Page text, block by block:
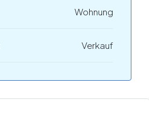
Wohnung
Verkauf